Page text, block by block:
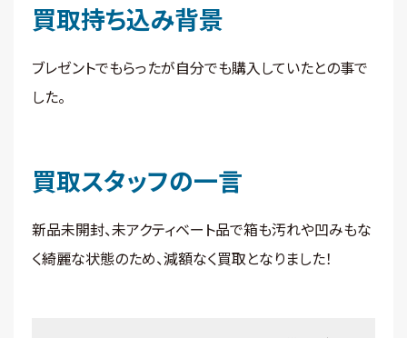
買取持ち込み背景
ブレゼントでもらったが自分でも購入していたとの事で
した。
買取スタッフの一言
新品未開封、未アクティベート品で箱も汚れや凹みもな
く綺麗な状態のため、減額なく買取となりました！